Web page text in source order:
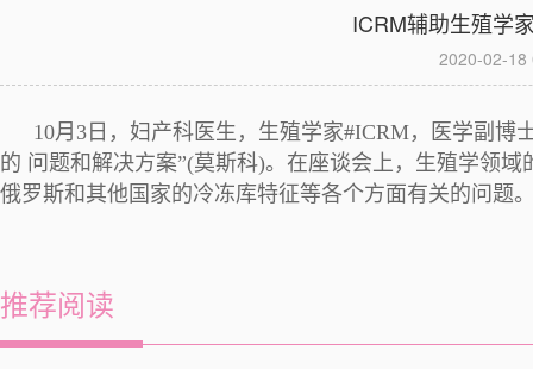
ICRM辅助生殖学
2020-02-18
10月3日，妇产科医生，生殖学家#ICRM，医学副博
的 问题和解决方案”(莫斯科)。在座谈会上，生殖学领
俄罗斯和其他国家的冷冻库特征等各个方面有关的问题
推荐阅读